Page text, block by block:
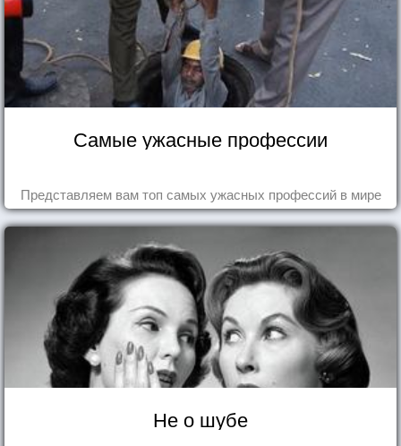
Самые ужасные профессии
Представляем вам топ самых ужасных профессий в мире
Не о шубе